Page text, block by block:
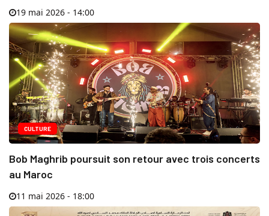
19 mai 2026 - 14:00
CULTURE
Bob Maghrib poursuit son retour avec trois concerts
au Maroc
11 mai 2026 - 18:00